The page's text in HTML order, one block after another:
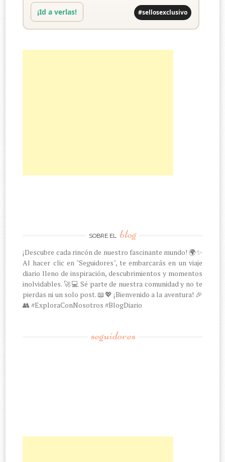
¡Id a verlas! #sellosexclusivo
SOBRE EL blog
¡Descubre cada rincón de nuestro fascinante mundo! 🌍✨
Al hacer clic en "Seguidores", te embarcarás en un viaje
diario lleno de inspiración, descubrimientos y momentos
inolvidables. 🚀💻 Sé parte de nuestra comunidad y no te
pierdas ni un solo post. 📖💖 ¡Bienvenido a la aventura! 🎉
👥 #ExploraConNosotros #BlogDiario
seguidores